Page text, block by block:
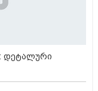
დეტალური